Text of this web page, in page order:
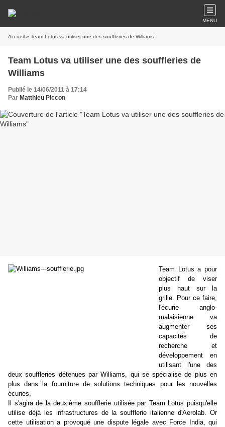
MENU
Accueil » Team Lotus va utiliser une des souffleries de Williams
Team Lotus va utiliser une des souffleries de
Williams
Publié le 14/06/2011 à 17:14
Par Matthieu Piccon
Team Lotus a pour
objectif de viser
plus haut sur la
grille. Pour ce faire,
l'écurie anglo-
malaisienne va
augmenter ses
capacités de
recherche et
développement en
utilisant l'une des
deux souffleries détenues par Williams, qui se spécialise de plus en
plus dans la fourniture de solutions techniques pour les nouvelles
écuries.
Il s'agira de la deuxième soufflerie utilisée par Team Lotus puisqu'elle
utilise déjà les infrastructures de la soufflerie italienne d'Aerolab. Or
cette utilisation a provoqué une dispute légale avec Force India, qui